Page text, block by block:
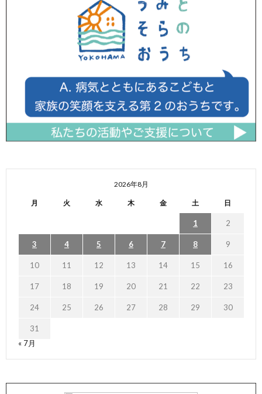
2026年8月
月 火 水 木 金 土 日
1 2
3 4 5 6 7 8 9
10 11 12 13 14 15 16
17 18 19 20 21 22 23
24 25 26 27 28 29 30
31
« 7月